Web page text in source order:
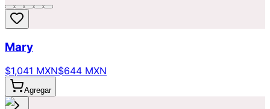
Mary
$1,041 MXN$644 MXN
Agregar